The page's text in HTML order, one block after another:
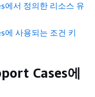
에서 정의한 리소스 유
에 사용되는 조건 키
Cases에